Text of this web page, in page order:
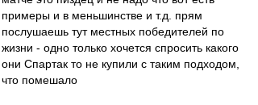
примеры и в меньшинстве и т.д. прям
послушаешь тут местных победителей по
жизни - одно только хочется спросить какого
они Спартак то не купили с таким подходом,
что помешало